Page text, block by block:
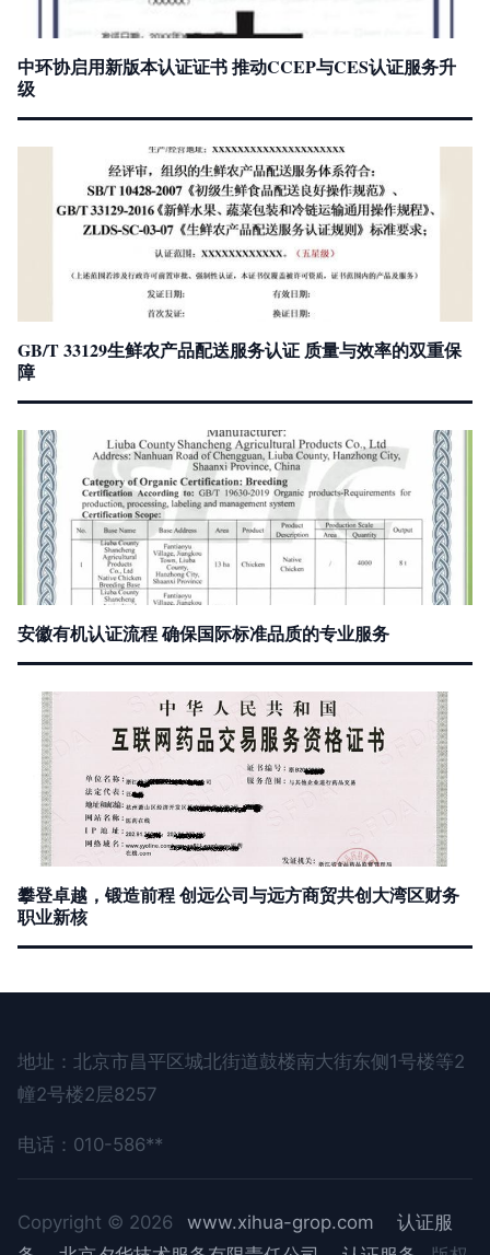
中环协启用新版本认证证书 推动CCEP与CES认证服务升
级
GB/T 33129生鲜农产品配送服务认证 质量与效率的双重保
障
安徽有机认证流程 确保国际标准品质的专业服务
攀登卓越，锻造前程 创远公司与远方商贸共创大湾区财务
职业新核
地址：北京市昌平区城北街道鼓楼南大街东侧1号楼等2
幢2号楼2层8257
电话：010-586**
Copyright © 2026 www.xihua-grop.com
认证服